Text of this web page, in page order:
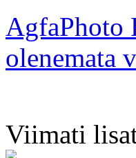
AgfaPhoto
olenemata
Viimati